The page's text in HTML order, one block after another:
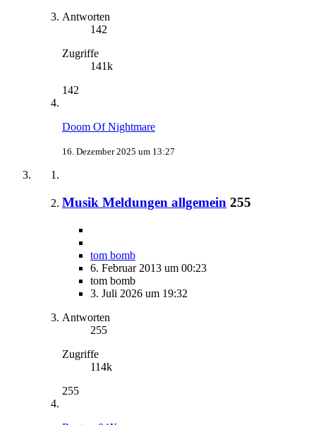
Antworten
142
Zugriffe
141k
142
Doom Of Nightmare
16. Dezember 2025 um 13:27
Musik Meldungen allgemein 255
tom bomb
6. Februar 2013 um 00:23
tom bomb
3. Juli 2026 um 19:32
Antworten
255
Zugriffe
114k
255